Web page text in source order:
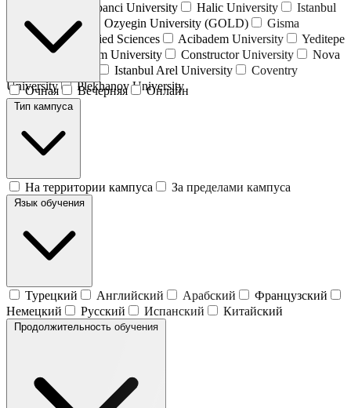
Sabanci University Halic University
Istanbul
Kent University
Ozyegin University (GOLD)
Gisma
University of Applied Sciences
Acibadem University
Yeditepe
University
Atılım University Constructor University
Nova
Istanbul Arel University
Coventry
University
Plekhanov University
Очная Вечерняя Онлайн
Тип кампуса
На территории кампуса За пределами кампуса
Язык обучения
Турецкий Английский Арабский
Французский
Немецкий
Русский Испанский Китайский
Продолжительность обучения